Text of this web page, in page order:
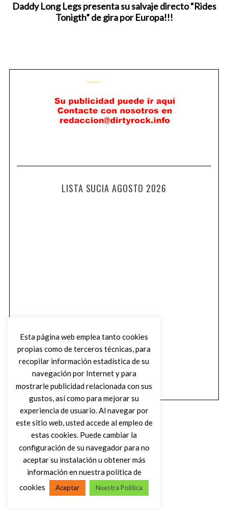
Daddy Long Legs presenta su salvaje directo “Rides
Tonigth” de gira por Europa!!!
LISTA SUCIA AGOSTO 2026
VOLVER AL INICIO
Esta página web emplea tanto cookies
propias como de terceros técnicas, para
recopilar información estadística de su
navegación por Internet y para
mostrarle publicidad relacionada con sus
gustos, así como para mejorar su
experiencia de usuario. Al navegar por
este sitio web, usted accede al empleo de
estas cookies. Puede cambiar la
configuración de su navegador para no
aceptar su instalación u obtener más
información en nuestra política de
cookies
Aceptar Nuestra Política